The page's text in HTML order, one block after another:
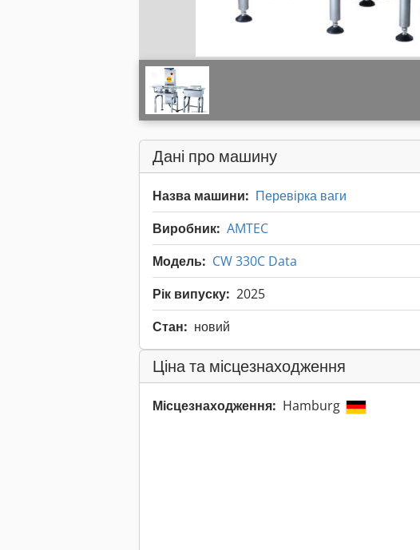
Дані про машину
Назва машини: Перевірка ваги
Виробник: AMTEC
Модель: CW 330C Data
Рік випуску: 2025
Стан: новий
Ціна та місцезнаходження
Місцезнаходження: Hamburg